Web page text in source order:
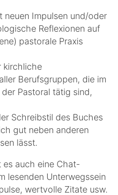
neuen Impulsen und/oder
Reflexionen auf
pastorale Praxis
kirchliche
Berufsgruppen, die im
Pastoral tätig sind,
Schreibstil des Buches
gut neben anderen
lässt.
auch eine Chat-
lesenden Unterwegssein
wertvolle Zitate usw.